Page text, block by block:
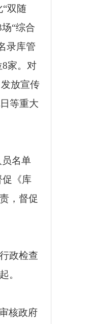
“双随
场“综合
录库管
8家。对
放宣传
等重大
名单
促《库
，督促
政检查
起。
核政府